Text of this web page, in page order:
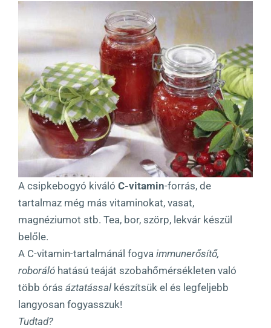
A csipkebogyó kiváló C-vitamin-forrás, de
tartalmaz még más vitaminokat, vasat,
magnéziumot stb. Tea, bor, szörp, lekvár készül
belőle.
A C-vitamin-tartalmánál fogva immunerősítő,
roboráló hatású teáját szobahőmérsékleten való
több órás áztatással készítsük el és legfeljebb
langyosan fogyasszuk!
Tudtad?